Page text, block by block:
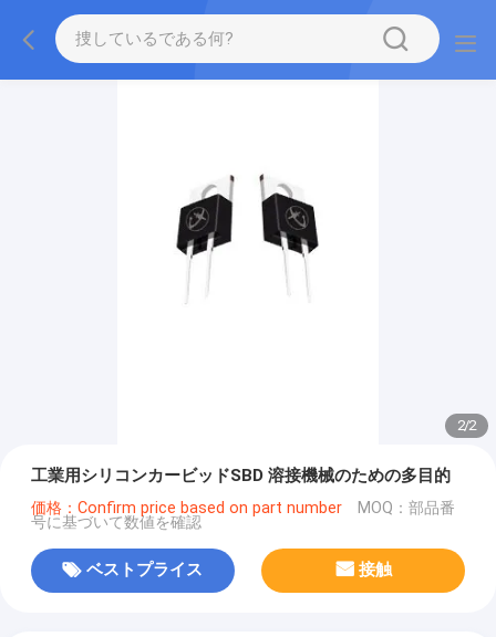
2/2
工業用シリコンカービッドSBD 溶接機械のための多目的
価格：Confirm price based on part number MOQ：部品番
号に基づいて数値を確認
ベストプライス 接触